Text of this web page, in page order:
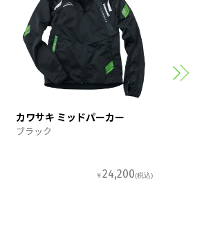
カワサキ ミッドパーカー
ブラック
￥24,200(税込)
スポ